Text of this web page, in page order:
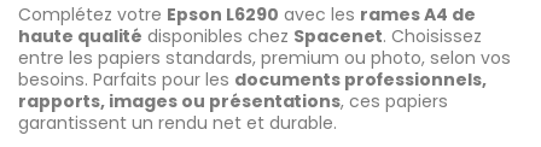
Complétez votre Epson L6290 avec les rames A4 de
haute qualité disponibles chez Spacenet. Choisissez
entre les papiers standards, premium ou photo, selon vos
besoins. Parfaits pour les documents professionnels,
rapports, images ou présentations, ces papiers
garantissent un rendu net et durable.